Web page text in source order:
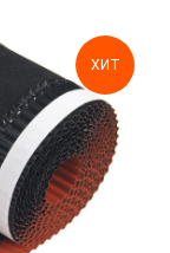
ХИТ